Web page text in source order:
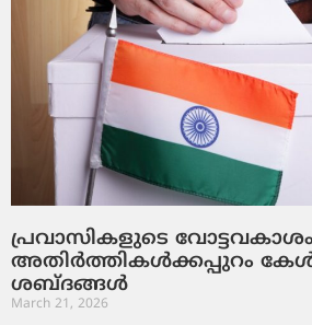
പ്രവാസികളുടെ
അതിർത്തികൾക്കപ്പുറം
ശബ്ദങ്ങൾ
March 21, 2026